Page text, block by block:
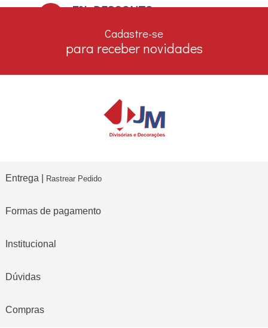
7% DESCONTO
Cadastre-se
para receber novidades
Entrega | Rastrear Pedido
Formas de pagamento
Institucional
Dúvidas
Compras